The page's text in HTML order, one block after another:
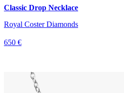
Classic Drop Necklace
Royal Coster Diamonds
650 €